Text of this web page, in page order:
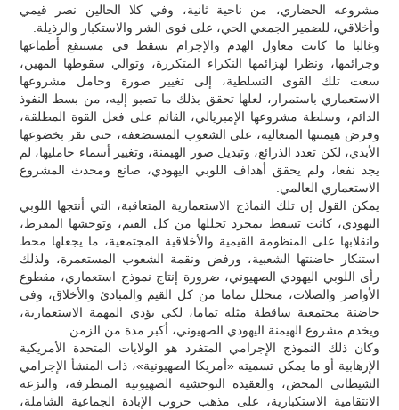
مشروعه الحضاري، من ناحية ثانية، وفي كلا الحالين نصر قيمي
وأخلاقي، للضمير الجمعي الحي، على قوى الشر والاستكبار والرذيلة.
وغالبا ما كانت معاول الهدم والإجرام تسقط في مستنقع أطماعها
وجرائمها، ونظرا لهزائمها النكراء المتكررة، وتوالي سقوطها المهين،
سعت تلك القوى التسلطية، إلى تغيير صورة وحامل مشروعها
الاستعماري باستمرار، لعلها تحقق بذلك ما تصبو إليه، من بسط النفوذ
الدائم، وسلطة مشروعها الإمبريالي، القائم على فعل القوة المطلقة،
وفرض هيمنتها المتعالية، على الشعوب المستضعفة، حتى تقر بخضوعها
الأبدي، لكن تعدد الذرائع، وتبديل صور الهيمنة، وتغيير أسماء حامليها، لم
يجد نفعا، ولم يحقق أهداف اللوبي اليهودي، صانع ومحدث المشروع
الاستعماري العالمي.
يمكن القول إن تلك النماذج الاستعمارية المتعاقبة، التي أنتجها اللوبي
اليهودي، كانت تسقط بمجرد تحللها من كل القيم، وتوحشها المفرط،
وانقلابها على المنظومة القيمية والأخلاقية المجتمعية، ما يجعلها محط
استنكار حاضنتها الشعبية، ورفض ونقمة الشعوب المستعمرة، ولذلك
رأى اللوبي اليهودي الصهيوني، ضرورة إنتاج نموذج استعماري، مقطوع
الأواصر والصلات، متحلل تماما من كل القيم والمبادئ والأخلاق، وفي
حاضنة مجتمعية ساقطة مثله تماما، لكي يؤدي المهمة الاستعمارية،
ويخدم مشروع الهيمنة اليهودي الصهيوني، أكبر مدة من الزمن.
وكان ذلك النموذج الإجرامي المتفرد هو الولايات المتحدة الأمريكية
الإرهابية أو ما يمكن تسميته «أمريكا الصهيونية»، ذات المنشأ الإجرامي
الشيطاني المحض، والعقيدة التوحشية الصهيونية المتطرفة، والنزعة
الانتقامية الاستكبارية، على مذهب حروب الإبادة الجماعية الشاملة،